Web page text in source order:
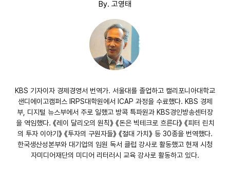
By. 고영태
KBS 기자이자 경제경영서 번역가. 서울대를 졸업하고 캘리포니아대학교
샌디에이고캠퍼스 IRPS대학원에서 ICAP 과정을 수료했다. KBS 경제
부, 디지털 뉴스부에서 주로 일했고 방콕 특파원과 KBS경인방송센터장
을 역임했다. 《레이 달리오의 원칙》 《돈은 빅테크로 흐른다》 《피터 린치
의 투자 이야기》 《투자의 구원자들》 《절대 가치》 등 30종을 번역했다.
한국생산성본부와 대기업의 임원 독서 클럽 강사로 활동했고 현재 시청
자미디어재단의 미디어 리터러시 교육 강사로 활동하고 있다.